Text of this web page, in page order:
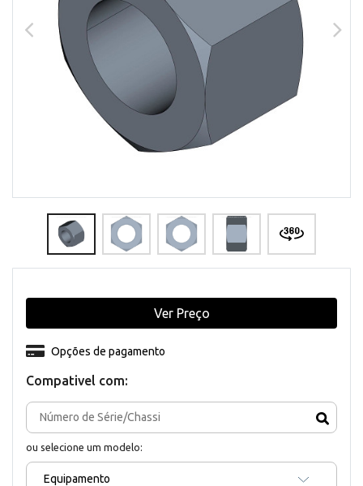
Compativel com:
ou selecione um modelo:
Equipamento
Opções de pagamento
Ver Preço